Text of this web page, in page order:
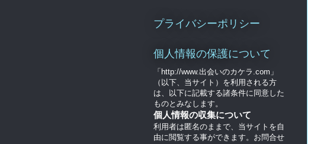
プライバシーポリシー
個人情報の保護について
「http://www.出会いのカケラ.com」
（以下、当サイト）を利用される方
は、以下に記載する諸条件に同意した
ものとみなします。
個人情報の収集について
利用者は匿名のままで、当サイトを自
由に閲覧する事ができます。お問合せ